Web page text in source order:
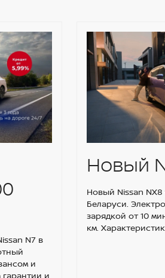
N7 в
и
гарантии и
Новый
Новый Nissan
Беларуси.
зарядкой от 10
км.